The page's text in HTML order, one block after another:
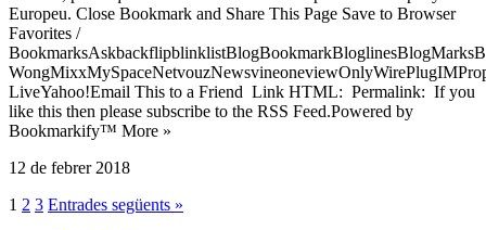
Europeu. Close Bookmark and Share This Page Save to Browser
Favorites /
LiveYahoo!Email This to a Friend Link HTML: Permalink: If you
like this then please subscribe to the RSS Feed.Powered by
Bookmarkify™ More »
12 de febrer 2018
1 2 3 Entrades següents »